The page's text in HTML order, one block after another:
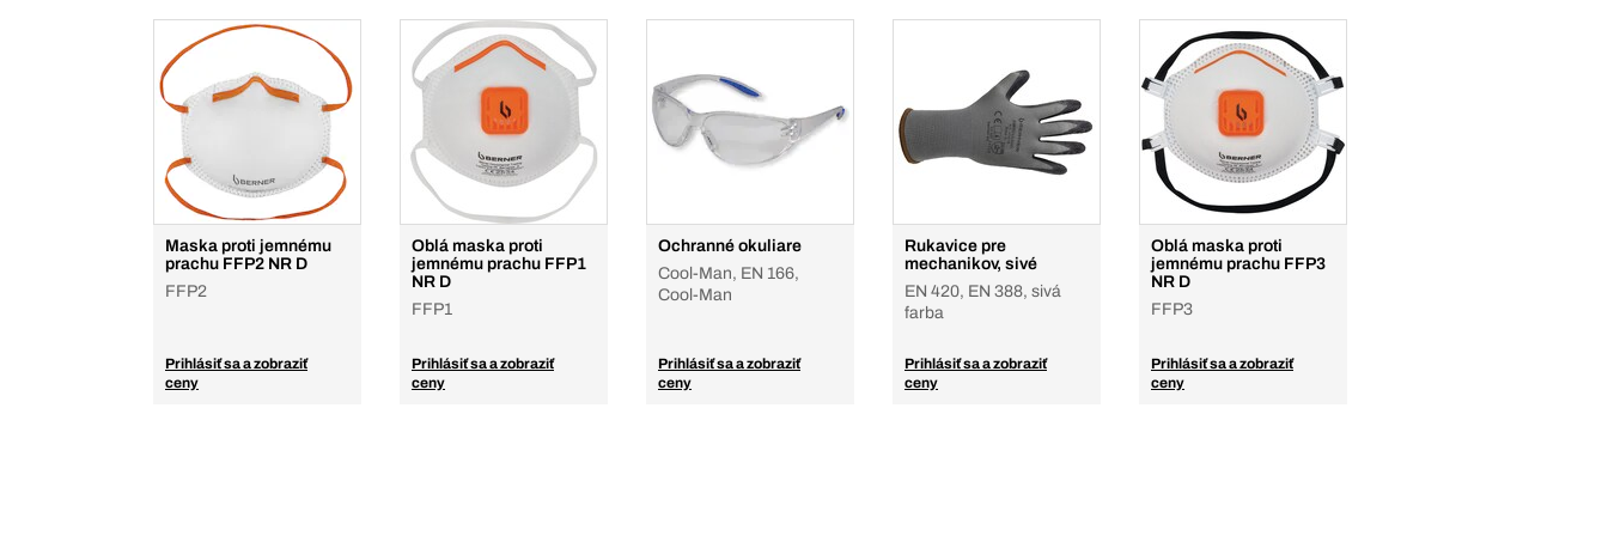
Maska proti jemnému
prachu FFP2 NR D
FFP2
Prihlásiť sa a zobraziť
ceny
Oblá maska proti
jemnému prachu FFP1
NR D
FFP1
Prihlásiť sa a zobraziť
ceny
Ochranné okuliare
Cool-Man, EN 166,
Cool-Man
Prihlásiť sa a zobraziť
ceny
Rukavice pre
mechanikov, sivé
EN 420, EN 388, sivá
farba
Prihlásiť sa a zobraziť
ceny
Oblá maska proti
jemnému prachu FFP3
NR D
FFP3
Prihlásiť sa a zobraziť
ceny